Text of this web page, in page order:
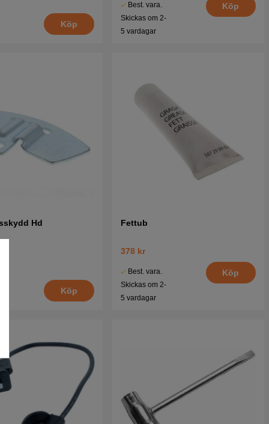
Köp
Best. vara.
Skickas om 2-
5 vardagar
Köp
Hd
Köp
Fettub
378 kr
Best. vara.
Skickas om 2-
5 vardagar
Köp